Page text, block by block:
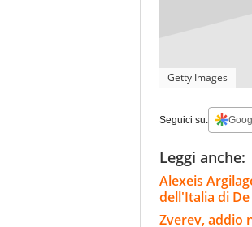
Getty Images
Seguici su:
Leggi anche:
Alexeis
dell'Italia di
Zverev, addio